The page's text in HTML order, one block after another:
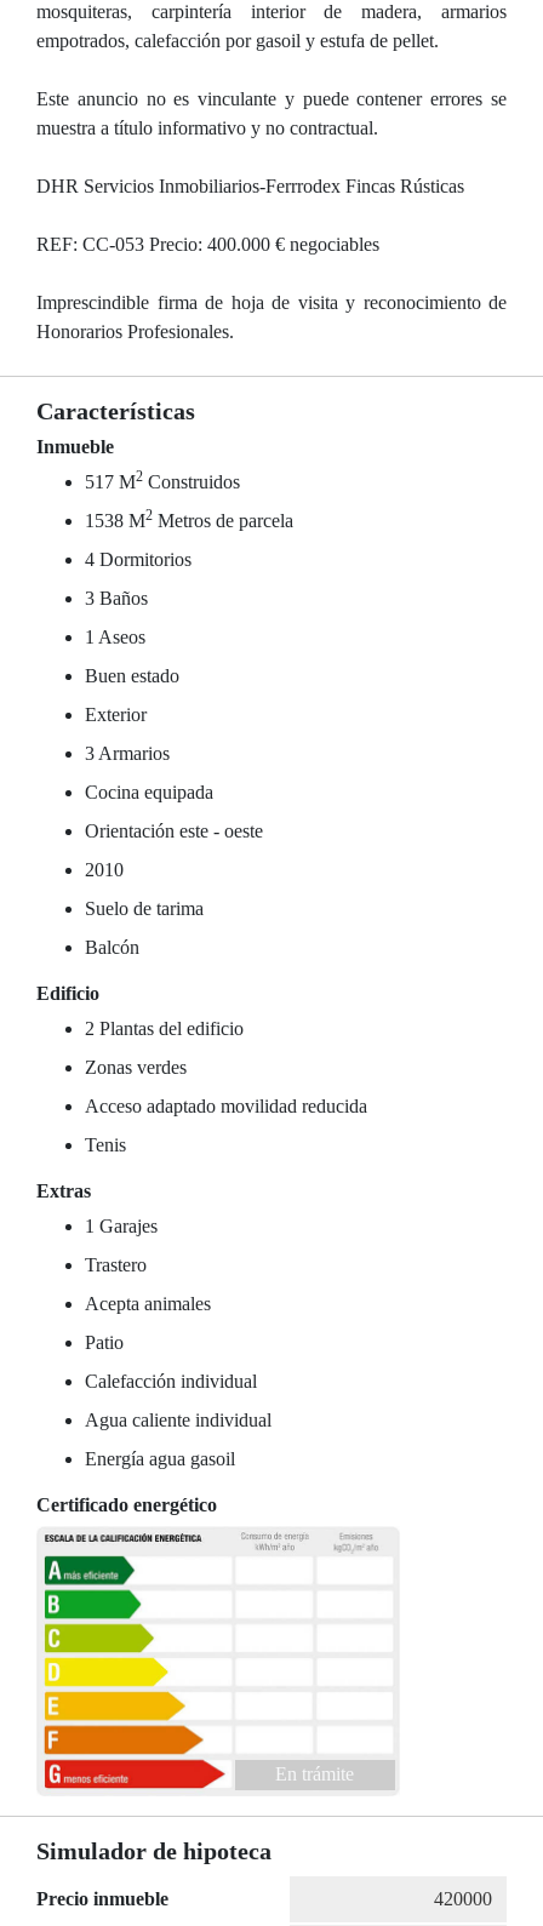
mosquiteras, carpintería interior de madera, armarios
empotrados, calefacción por gasoil y estufa de pellet.
Este anuncio no es vinculante y puede contener errores se
muestra a título informativo y no contractual.
DHR Servicios Inmobiliarios-Ferrrodex Fincas Rústicas
REF: CC-053 Precio: 400.000 € negociables
Imprescindible firma de hoja de visita y reconocimiento de
Honorarios Profesionales.
Características
Inmueble
517 M2 Construidos
1538 M2 Metros de parcela
4 Dormitorios
3 Baños
1 Aseos
Buen estado
Exterior
3 Armarios
Cocina equipada
Orientación este - oeste
2010
Suelo de tarima
Balcón
Edificio
2 Plantas del edificio
Zonas verdes
Acceso adaptado movilidad reducida
Tenis
Extras
1 Garajes
Trastero
Acepta animales
Patio
Calefacción individual
Agua caliente individual
Energía agua gasoil
Certificado energético
En trámite
Simulador de hipoteca
Precio inmueble